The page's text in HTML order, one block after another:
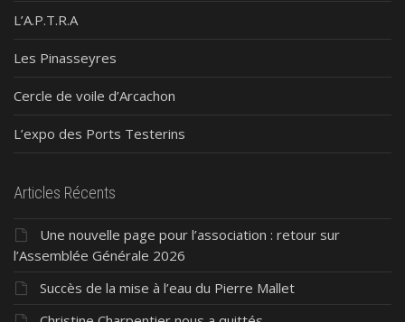
L’A.P.T.R.A
Les Pinasseyres
Cercle de voile d’Arcachon
L’expo des Ports Testerins
Articles Récents
Une nouvelle page pour l’association : retour sur
l’Assemblée Générale 2026
Succès de la mise à l’eau du Pierre Mallet